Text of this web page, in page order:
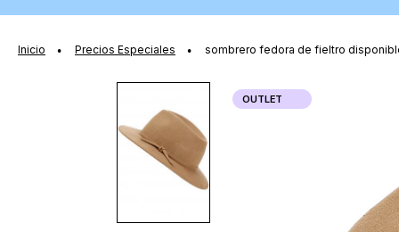
Inicio Precios Especiales sombrero fedora de fieltro
final
de
OUTLET